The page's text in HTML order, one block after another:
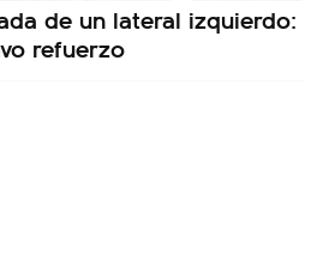
de un lateral izquierdo:
refuerzo